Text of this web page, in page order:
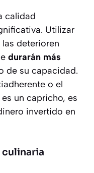
calidad
Utilizar
deterioren
durarán más
de su capacidad.
o el
un capricho, es
invertido en
culinaria